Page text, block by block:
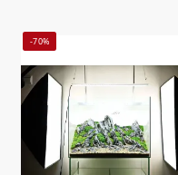
-70%